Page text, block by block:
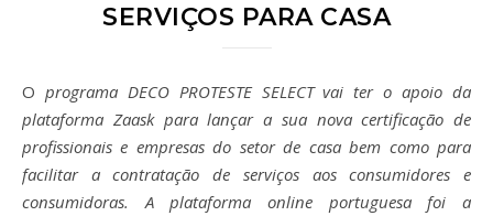
SERVIÇOS PARA CASA
O programa DECO PROTESTE SELECT vai ter o apoio da
plataforma Zaask para lançar a sua nova certificação de
profissionais e empresas do setor de casa bem como para
facilitar a contratação de serviços aos consumidores e
consumidoras. A plataforma online portuguesa foi a